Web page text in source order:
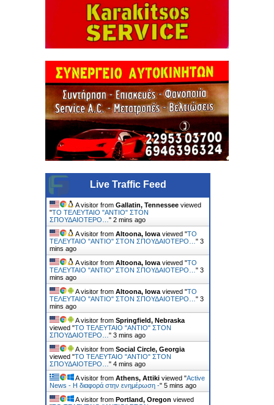
Live Traffic Feed
A visitor from Gallatin, Tennessee viewed
"ΤΟ ΤΕΛΕΥΤΑΙΟ "ΑΝΤΙΟ" ΣΤΟΝ
ΣΠΟΥΔΑΙΟΤΕΡΟ… " 2 mins ago
A visitor from Altoona, Iowa viewed "ΤΟ
ΤΕΛΕΥΤΑΙΟ "ΑΝΤΙΟ" ΣΤΟΝ ΣΠΟΥΔΑΙΟΤΕΡΟ… " 3
mins ago
A visitor from Altoona, Iowa viewed "ΤΟ
ΤΕΛΕΥΤΑΙΟ "ΑΝΤΙΟ" ΣΤΟΝ ΣΠΟΥΔΑΙΟΤΕΡΟ… " 3
mins ago
A visitor from Altoona, Iowa viewed "ΤΟ
ΤΕΛΕΥΤΑΙΟ "ΑΝΤΙΟ" ΣΤΟΝ ΣΠΟΥΔΑΙΟΤΕΡΟ… " 3
mins ago
A visitor from Springfield, Nebraska
viewed "ΤΟ ΤΕΛΕΥΤΑΙΟ "ΑΝΤΙΟ" ΣΤΟΝ
ΣΠΟΥΔΑΙΟΤΕΡΟ… " 3 mins ago
A visitor from Social Circle, Georgia
viewed "ΤΟ ΤΕΛΕΥΤΑΙΟ "ΑΝΤΙΟ" ΣΤΟΝ
ΣΠΟΥΔΑΙΟΤΕΡΟ… " 4 mins ago
A visitor from Athens, Attiki viewed "Active
News - Η διαφορά στην ενημέρωση -" 5 mins ago
A visitor from Portland, Oregon viewed